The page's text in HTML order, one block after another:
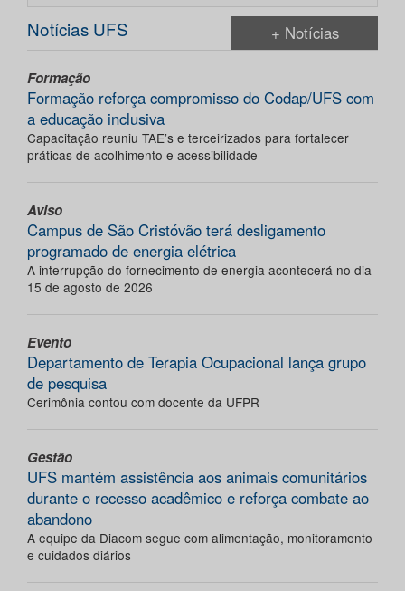
Notícias UFS + Notícias
Formação
Formação reforça compromisso do Codap/UFS com
a educação inclusiva
Capacitação reuniu TAE’s e terceirizados para fortalecer
práticas de acolhimento e acessibilidade
Aviso
Campus de São Cristóvão terá desligamento
programado de energia elétrica
A interrupção do fornecimento de energia acontecerá no dia
15 de agosto de 2026
Evento
Departamento de Terapia Ocupacional lança grupo
de pesquisa
Cerimônia contou com docente da UFPR
Gestão
UFS mantém assistência aos animais comunitários
durante o recesso acadêmico e reforça combate ao
abandono
A equipe da Diacom segue com alimentação, monitoramento
e cuidados diários